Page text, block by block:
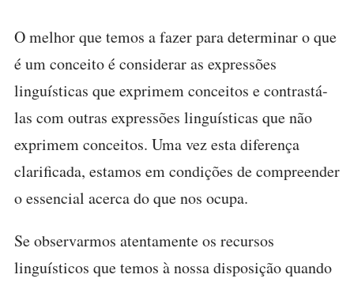
O melhor que temos a fazer para determinar o que
é um conceito é considerar as expressões
linguísticas que exprimem conceitos e contrastá-
las com outras expressões linguísticas que não
exprimem conceitos. Uma vez esta diferença
clarificada, estamos em condições de compreender
o essencial acerca do que nos ocupa.
Se observarmos atentamente os recursos
linguísticos que temos à nossa disposição quando